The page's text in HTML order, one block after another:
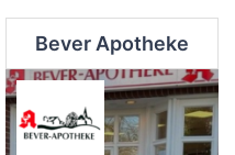
Bever Apotheke